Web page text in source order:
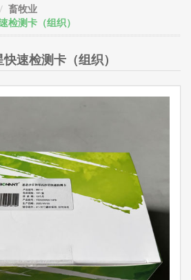
畜牧业
检测卡（组织）
速检测卡（组织）